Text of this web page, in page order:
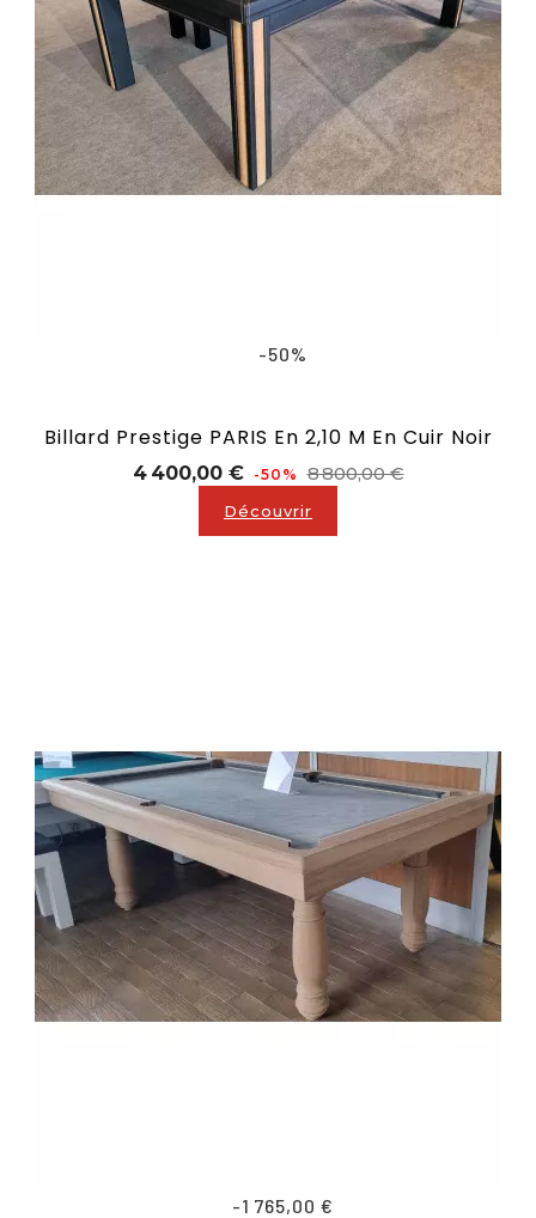
-50%
Billard Prestige PARIS En 2,10 M En Cuir Noir
4 400,00 € Prix
de
base
-50% 8 800,00 €Prix
Découvrir
-1 765,00 €